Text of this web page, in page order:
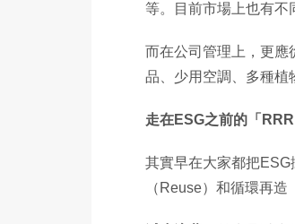
等。目前市場上也有不
而在公司管理上，更應
品、少用空調、多種植
走在ESG之前的「
其實早在大家都把
（Reuse）和循環再造